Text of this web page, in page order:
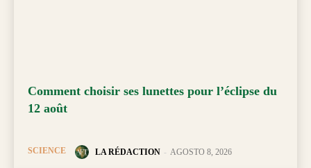
Comment choisir ses lunettes pour l’éclipse du
12 août
SCIENCE LA RÉDACTION - AGOSTO 8, 2026